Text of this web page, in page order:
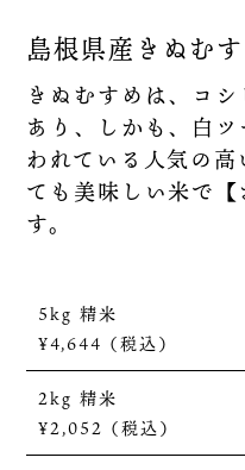
島根県産きぬむ
きぬむすめは、コ
あり、しかも、白
われている人気の
ても美味しい米で
す。
5kg 精米
¥4,644（税込）
2kg 精米
¥2,052（税込）